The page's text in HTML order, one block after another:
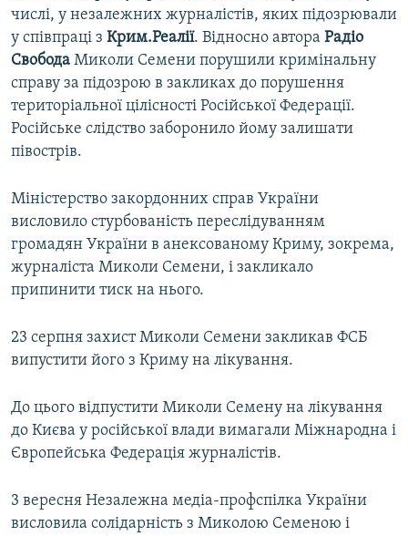
числі, у незалежних журналістів, яких підозрювали
у співпраці з Крим.Реалії. Відносно автора Радіо
Свобода Миколи Семени порушили кримінальну
справу за підозрою в закликах до порушення
територіальної цілісності Російської Федерації.
Російське слідство заборонило йому залишати
півострів.
Міністерство закордонних справ України
висловило стурбованість переслідуванням
громадян України в анексованому Криму, зокрема,
журналіста Миколи Семени, і закликало
припинити тиск на нього.
23 серпня захист Миколи Семени закликав ФСБ
випустити його з Криму на лікування.
До цього відпустити Миколи Семену на лікування
до Києва у російської влади вимагали Міжнародна і
Європейська Федерація журналістів.
3 вересня Незалежна медіа-профспілка України
висловила солідарність з Миколою Семеною і